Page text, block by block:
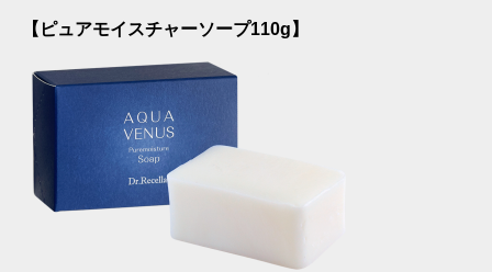
【ピュアモイスチャーソープ110g】